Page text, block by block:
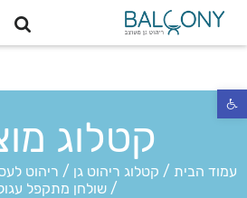
פתח סרגל נגישות
קטלוג
עמוד הבית / קטלוג ריהוט גן / ריהוט
/שולחן מתקפל עגול